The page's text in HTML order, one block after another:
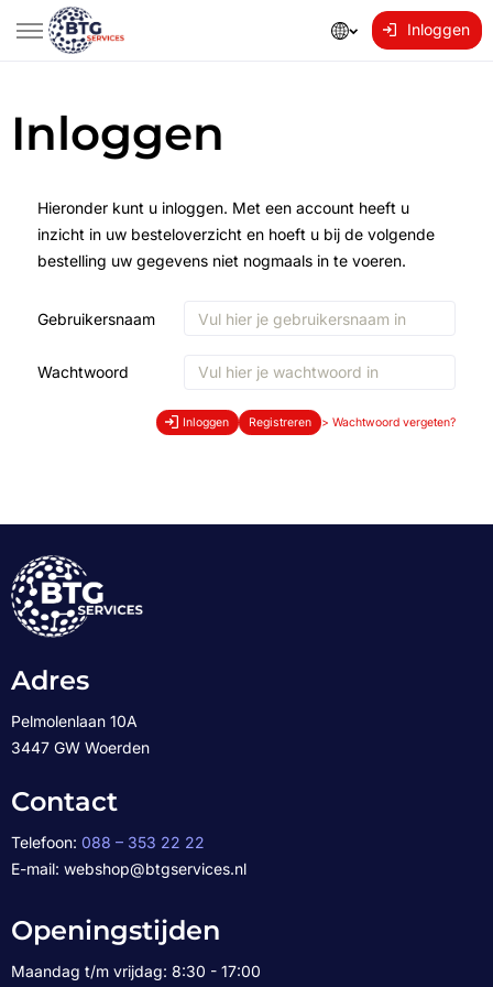
Inloggen
Inloggen
Hieronder kunt u inloggen. Met een account heeft u
inzicht in uw besteloverzicht en hoeft u bij de volgende
bestelling uw gegevens niet nogmaals in te voeren.
Gebruikersnaam
Wachtwoord
Inloggen Registreren > Wachtwoord vergeten?
Adres
Pelmolenlaan 10A
3447 GW Woerden
Contact
Telefoon: 088 – 353 22 22
E-mail: webshop@btgservices.nl
Openingstijden
Maandag t/m vrijdag: 8:30 - 17:00